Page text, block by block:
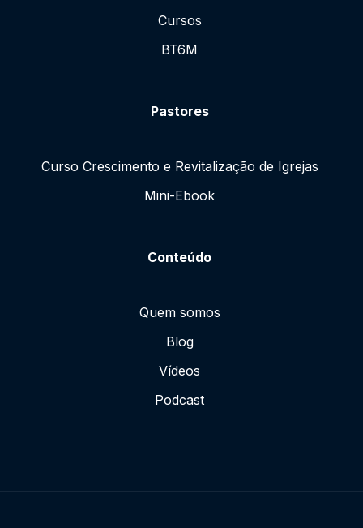
Cursos
BT6M
Pastores
Curso Crescimento e Revitalização de Igrejas
Mini-Ebook
Conteúdo
Quem somos
Blog
Vídeos
Podcast